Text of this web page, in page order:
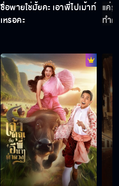
ชื่อพายใช่มั้ยคะ เอาพี่ไปเม้าท์
เหรอคะ
แค่รู้
ทำค